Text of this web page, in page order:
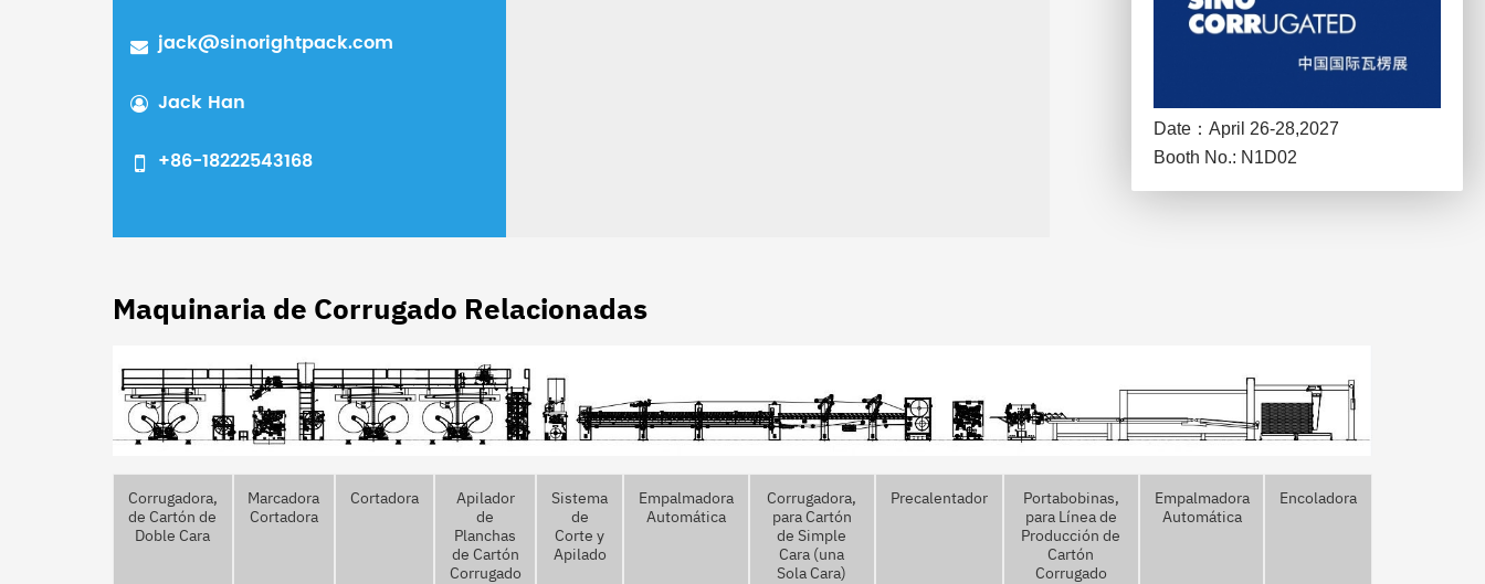
jack@sinorightpack.com
Jack Han
+86-18222543168
Maquinaria de Corrugado Relacionadas
Corrugadora,
de Cartón de
Doble Cara
Marcadora
Cortadora
Cortadora
Apilador
de
Planchas
de Cartón
Corrugado
Sistema
de
Corte y
Apilado
Empalmadora
Automática
Corrugadora,
para Cartón
de Simple
Cara (una
Sola Cara)
Precalentador
Portabobinas,
para Línea de
Producción de
Cartón
Corrugado
Empalmadora
Automática
Encoladora
Date：April 26-28,2027
Booth No.: N1D02